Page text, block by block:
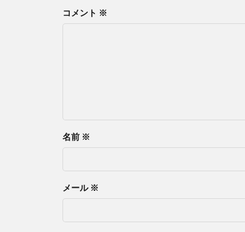
コメント ※
名前 ※
メール ※